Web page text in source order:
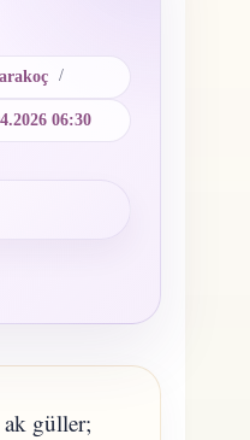
06:30
güller;